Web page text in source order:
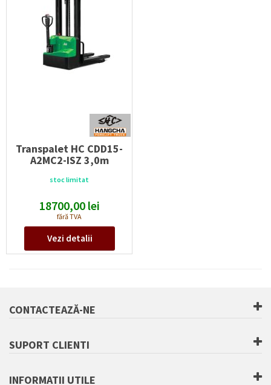
Transpalet HC CDD15-
A2MC2-ISZ 3,0m
Capacitate maximă:1500
Tip acumulatori:Li-Ion
Voltaj/capacitate acumulatori:
24V/60AhV/Ah
stoc limitat
18700,00 lei
fără TVA
Vezi detalii
CONTACTEAZĂ-NE
SUPORT CLIENTI
INFORMATII UTILE